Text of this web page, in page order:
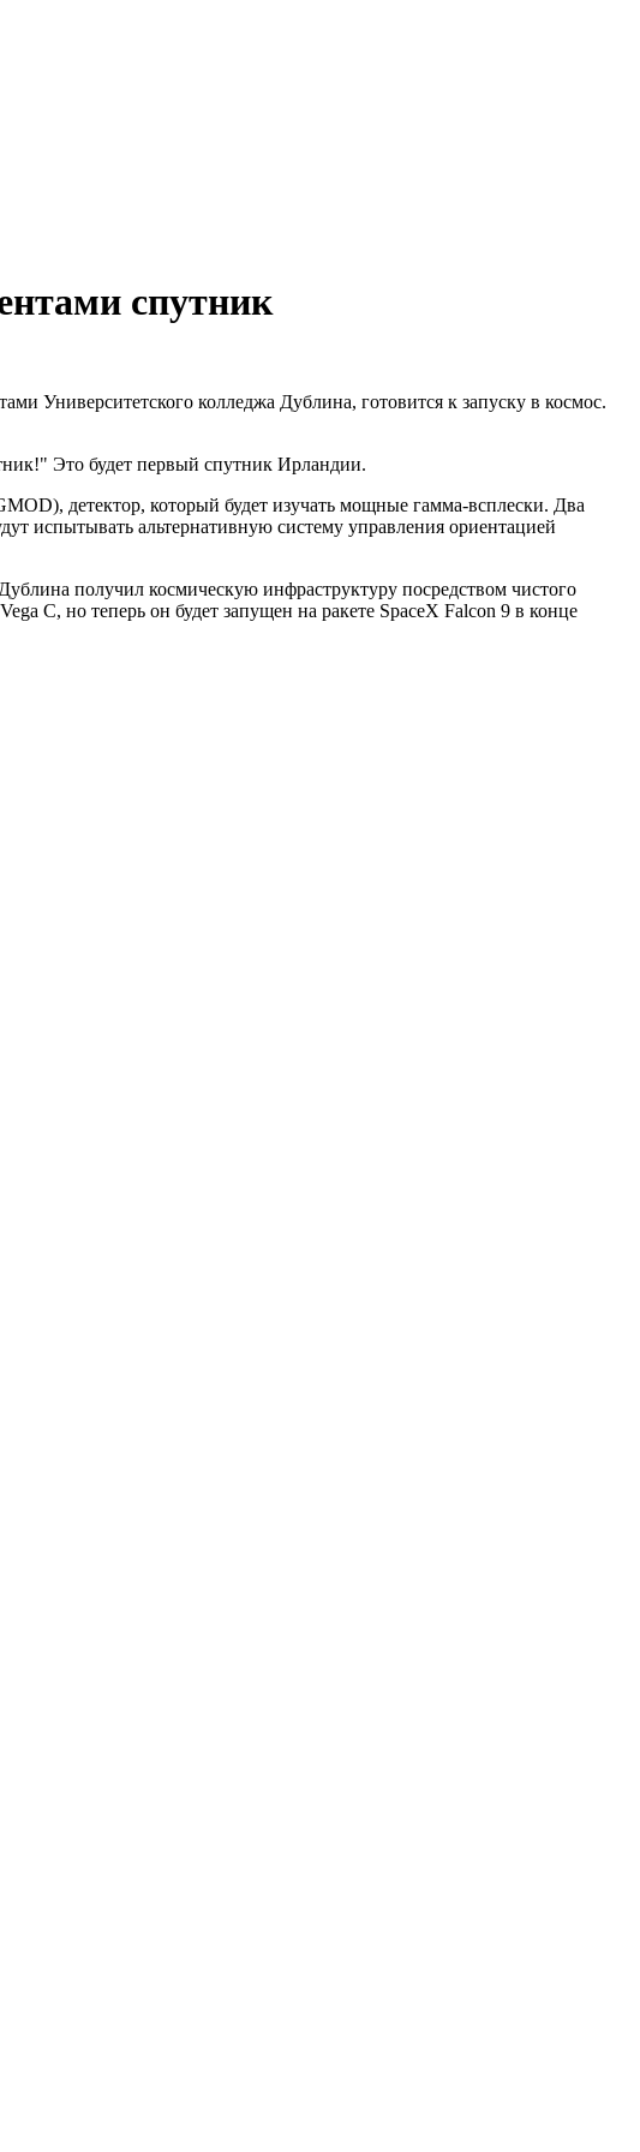
спутник
Университетского колледжа Дублина, готовится к запуску в космос.
Это будет первый спутник Ирландии.
детектор, который будет изучать мощные гамма-всплески. Два
испытывать альтернативную систему управления ориентацией
получил космическую инфраструктуру посредством чистого
C, но теперь он будет запущен на ракете SpaceX Falcon 9 в конце